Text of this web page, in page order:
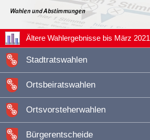
Ältere Wahlergebnisse bis März 2021
Stadtratswahlen
Ortsbeiratswahlen
Ortsvorsteherwahlen
Bürgerentscheide